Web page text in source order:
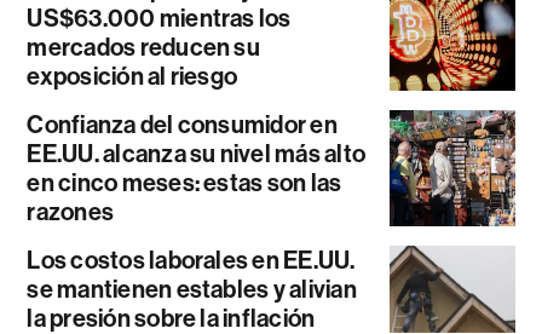
US$63.000 mientras los
mercados reducen su
exposición al riesgo
Confianza del consumidor en
EE.UU. alcanza su nivel más alto
en cinco meses: estas son las
razones
Los costos laborales en EE.UU.
se mantienen estables y alivian
la presión sobre la inflación